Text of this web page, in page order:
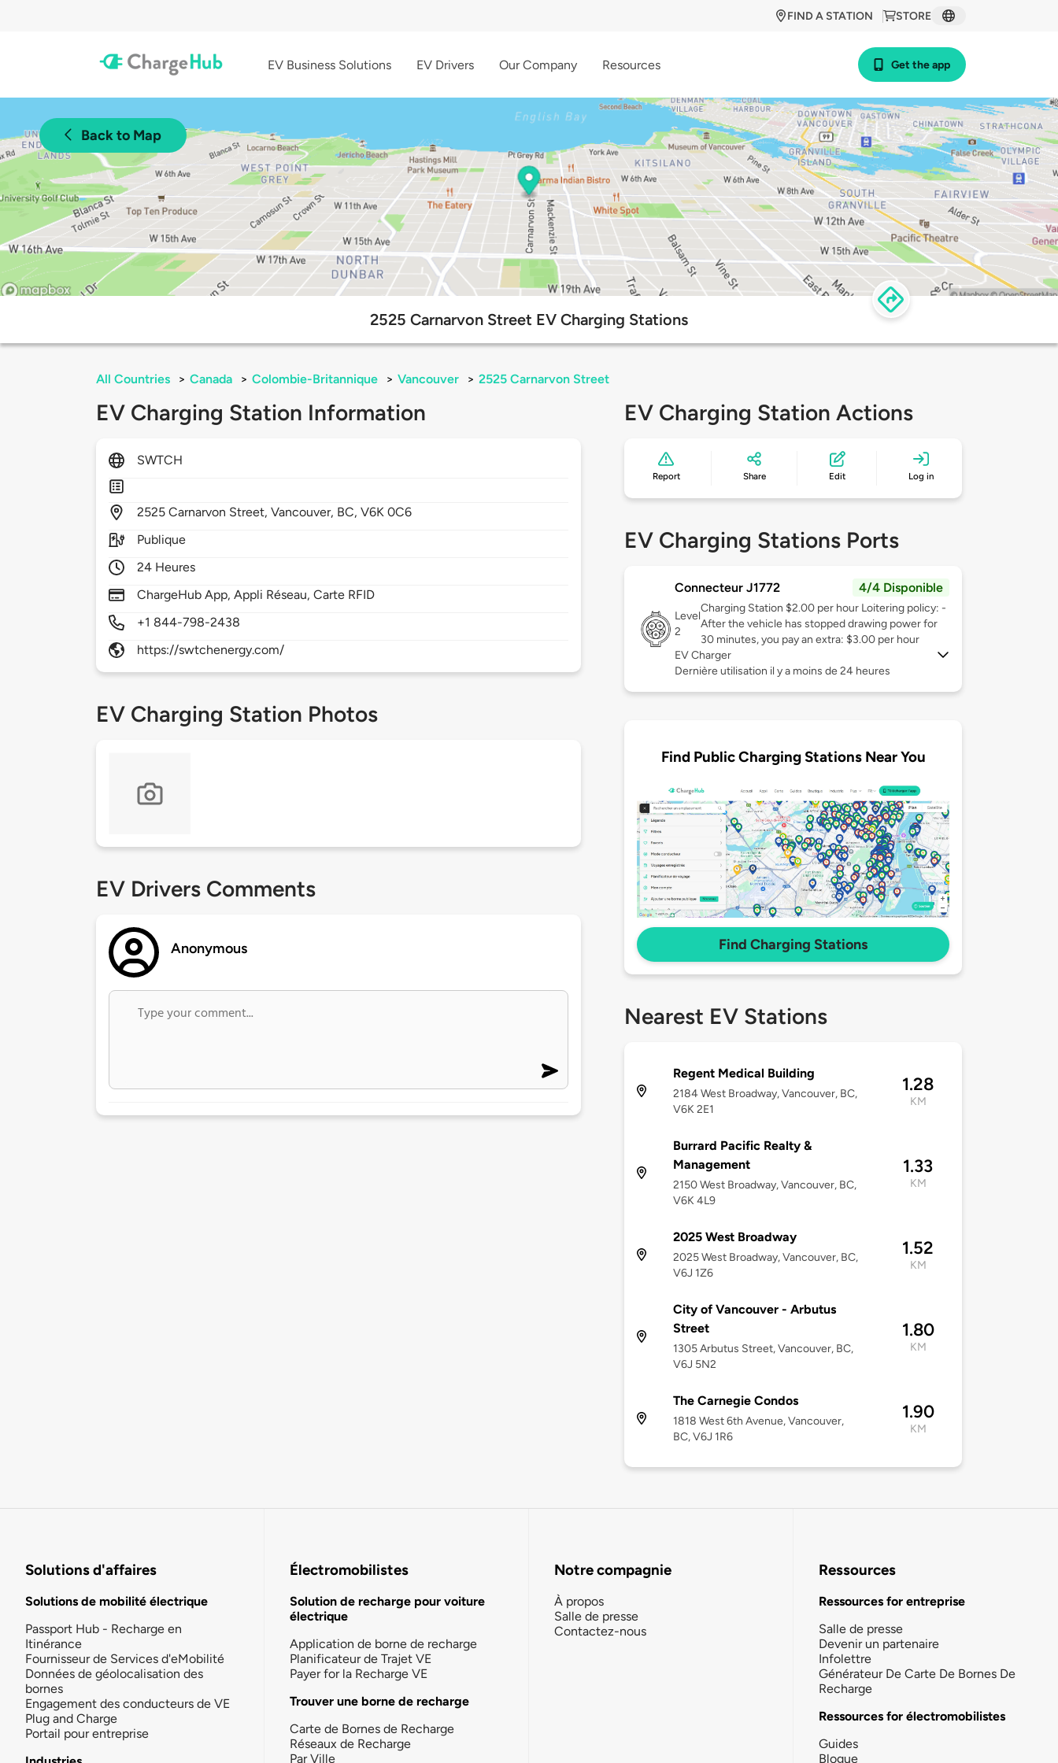
STORE
FIND A STATION
EV Business Solutions EV Drivers Our Company Resources Get the app
Back to Map
2525 Carnarvon Street EV Charging Stations
All Countries > Canada > Colombie-Britannique > Vancouver > 2525 Carnarvon Street
EV Charging Station Information
SWTCH
2525Carnarvon Street,Vancouver, BC,V6K 0C6
Publique
24 Heures
ChargeHub App, Appli Réseau, Carte RFID
+1 844-798-2438
https://swtchenergy.com/
EV Charging Station Photos
EV Drivers Comments
Anonymous
EV Charging Station Actions
Report Share Edit Log in
EV Charging Stations Ports
Connecteur J1772 4/4 Disponible
Level
2
Charging Station $2.00 per hour Loitering policy: -
After the vehicle has stopped drawing power for
30 minutes, you pay an extra: $3.00 per hour
EV Charger
Dernière utilisation il y a moins de 24 heures
Find Public Charging Stations Near You
Find Charging Stations
Nearest EV Stations
Regent Medical Building
2184 West Broadway, Vancouver, BC,
V6K 2E1
1.28
KM
Burrard Pacific Realty &
Management
2150 West Broadway, Vancouver, BC,
V6K 4L9
1.33
KM
2025 West Broadway
2025 West Broadway, Vancouver, BC,
V6J 1Z6
1.52
KM
City of Vancouver - Arbutus
Street
1305 Arbutus Street, Vancouver, BC,
V6J 5N2
1.80
KM
The Carnegie Condos
1818 West 6th Avenue, Vancouver,
BC, V6J 1R6
1.90
KM
Solutions d'affaires
Solutions de mobilité électrique
Passport Hub - Recharge en
Itinérance
Fournisseur de Services d'eMobilité
Données de géolocalisation des
bornes
Engagement des conducteurs de VE
Plug and Charge
Portail pour entreprise
Électromobilistes
Solution de recharge pour voiture
électrique
Application de borne de recharge
Planificateur de Trajet VE
Payer for la Recharge VE
Trouver une borne de recharge
Carte de Bornes de Recharge
Réseaux de Recharge
Par Ville
Notre compagnie
À propos
Salle de presse
Contactez-nous
Ressources
Ressources for entreprise
Salle de presse
Devenir un partenaire
Infolettre
Générateur De Carte De Bornes De
Recharge
Ressources for électromobilistes
Guides
Blogue